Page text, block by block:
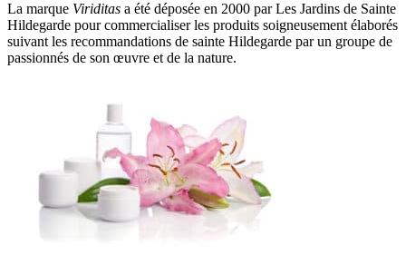
La marque Viriditas a été déposée en 2000 par Les Jardins de Sainte
Hildegarde pour commercialiser les produits soigneusement élaborés
suivant les recommandations de sainte Hildegarde par un groupe de
passionnés de son œuvre et de la nature.